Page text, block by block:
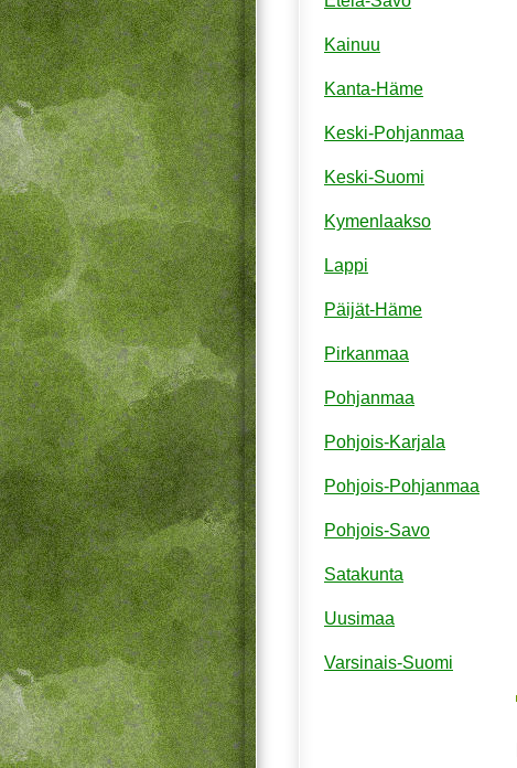
Kainuu
Kanta-Häme
Keski-Pohjanmaa
Keski-Suomi
Kymenlaakso
Lappi
Päijät-Häme
Pirkanmaa
Pohjanmaa
Pohjois-Karjala
Pohjois-Pohjanmaa
Pohjois-Savo
Satakunta
Uusimaa
Varsinais-Suomi